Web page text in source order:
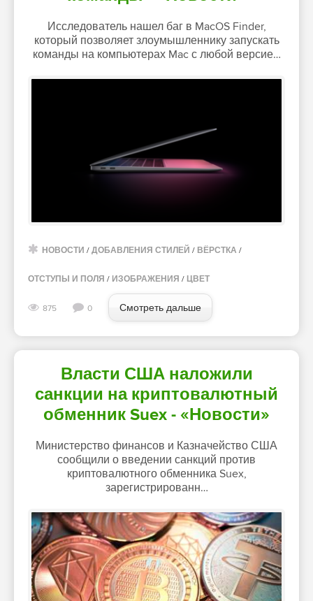
Исследователь нашел баг в MacOS Finder,
который позволяет злоумышленнику запускать
команды на компьютерах Mac с любой версие…
НОВОСТИ / ДОБАВЛЕНИЯ СТИЛЕЙ / ВЁРСТКА /
ОТСТУПЫ И ПОЛЯ / ИЗОБРАЖЕНИЯ / ЦВЕТ
875 0 Смотреть дальше
Власти США наложили
санкции на криптовалютный
обменник Suex - «Новости»
Министерство финансов и Казначейство США
сообщили о введении санкций против
криптовалютного обменника Suex,
зарегистрированн…